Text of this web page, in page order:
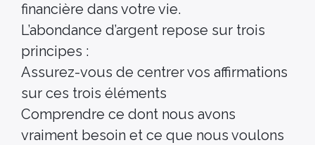
financière dans votre vie.
L’abondance d’argent repose sur trois
principes :
Assurez-vous de centrer vos affirmations
sur ces trois éléments
Comprendre ce dont nous avons
vraiment besoin et ce que nous voulons